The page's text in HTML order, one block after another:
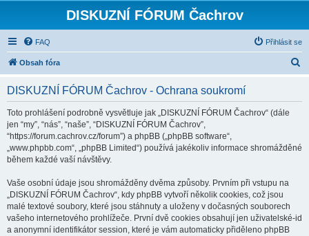
DISKUZNÍ FÓRUM Čachrov
FAQ Přihlásit se
Obsah fóra
DISKUZNÍ FÓRUM Čachrov - Ochrana soukromí
Toto prohlášení podrobně vysvětluje jak „DISKUZNÍ FÓRUM Čachrov“ (dále
jen “my”, “nás”, “naše”, “DISKUZNÍ FÓRUM Čachrov”,
“https://forum.cachrov.cz/forum”) a phpBB („phpBB software“,
„www.phpbb.com“, „phpBB Limited“) používá jakékoliv informace shromážděné
během každé vaší návštěvy.
Vaše osobní údaje jsou shromážděny dvěma způsoby. Prvním při vstupu na
„DISKUZNÍ FÓRUM Čachrov“, kdy phpBB vytvoří několik cookies, což jsou
malé textové soubory, které jsou stáhnuty a uloženy v dočasných souborech
vašeho internetového prohlížeče. První dvě cookies obsahují jen uživatelské-id
a anonymní identifikátor session, které je vám automaticky přiděleno phpBB